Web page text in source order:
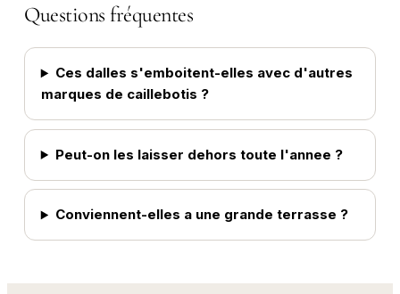
Questions fréquentes
Ces dalles s'emboitent-elles avec d'autres
marques de caillebotis ?
Peut-on les laisser dehors toute l'annee ?
Conviennent-elles a une grande terrasse ?